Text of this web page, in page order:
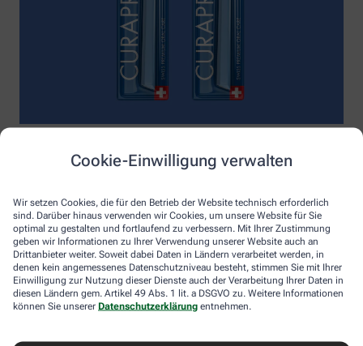
Cookie-Einwilligung verwalten
Wir setzen Cookies, die für den Betrieb der Website technisch erforderlich
sind. Darüber hinaus verwenden wir Cookies, um unsere Website für Sie
optimal zu gestalten und fortlaufend zu verbessern. Mit Ihrer Zustimmung
geben wir Informationen zu Ihrer Verwendung unserer Website auch an
Drittanbieter weiter. Soweit dabei Daten in Ländern verarbeitet werden, in
denen kein angemessenes Datenschutzniveau besteht, stimmen Sie mit Ihrer
Einwilligung zur Nutzung dieser Dienste auch der Verarbeitung Ihrer Daten in
diesen Ländern gem. Artikel 49 Abs. 1 lit. a DSGVO zu. Weitere Informationen
können Sie unserer Datenschutzerklärung entnehmen.
Potential deines Speichels aus und boostet mit natürlichen
Enzymen deine körpereigenen Abwehrkräfte.
Raumfüllend, effektiv und schonend:Curaprox-
Interdentalbürsten „prime“reinigen den gesamten kritischen
Zahnzwischenraum effektiv und verletzungsfrei: vom
Zahnfleischrand über die konkaven Nischen bis direkt unter die
Kontaktstelle. Selbst kleinste Interdentalräume werden ohne
Verletzungsgefahr behandelt – dank Cural ®, dem hauchdünnen
und extrastarken Chirurgendraht, mit dem eine einzige
Reinigungsbewegung ausreicht: einmal rein und raus. Fertig.
Das House of Mouth bündelt dieses Wissen – und macht